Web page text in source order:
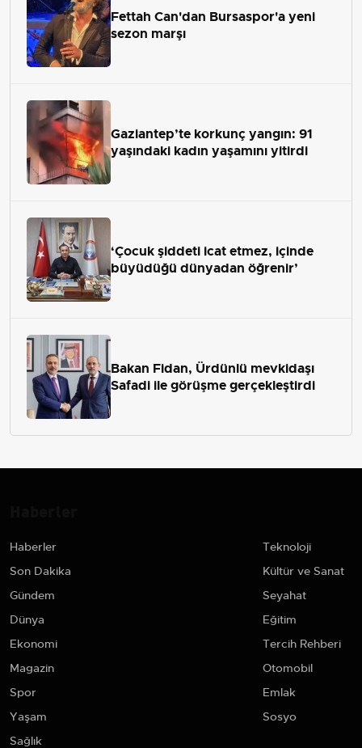
Fettah Can'dan Bursaspor'a yeni
sezon marşı
Gaziantep’te korkunç yangın: 91
yaşındaki kadın yaşamını yitirdi
‘Çocuk şiddeti icat etmez, içinde
büyüdüğü dünyadan öğrenir’
Bakan Fidan, Ürdünlü mevkidaşı
Safadi ile görüşme gerçekleştirdi
Haberler
Son Dakika
Gündem
Dünya
Ekonomi
Magazin
Spor
Yaşam
Sağlık
Teknoloji
Kültür ve Sanat
Seyahat
Eğitim
Tercih Rehberi
Otomobil
Emlak
Sosyo